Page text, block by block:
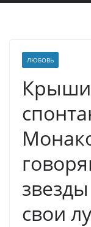
ЛЮБОВЬ
Крыши
свои